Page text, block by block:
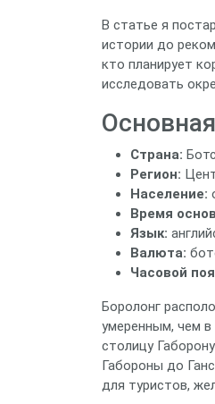
В статье я
истории до
кто планирует
исследовать
Страна:
Регион:
Население:
Время
Язык:
Валюта:
Часовой
Боролонг
умеренным, чем
столицу
Габороны до
для туристов,